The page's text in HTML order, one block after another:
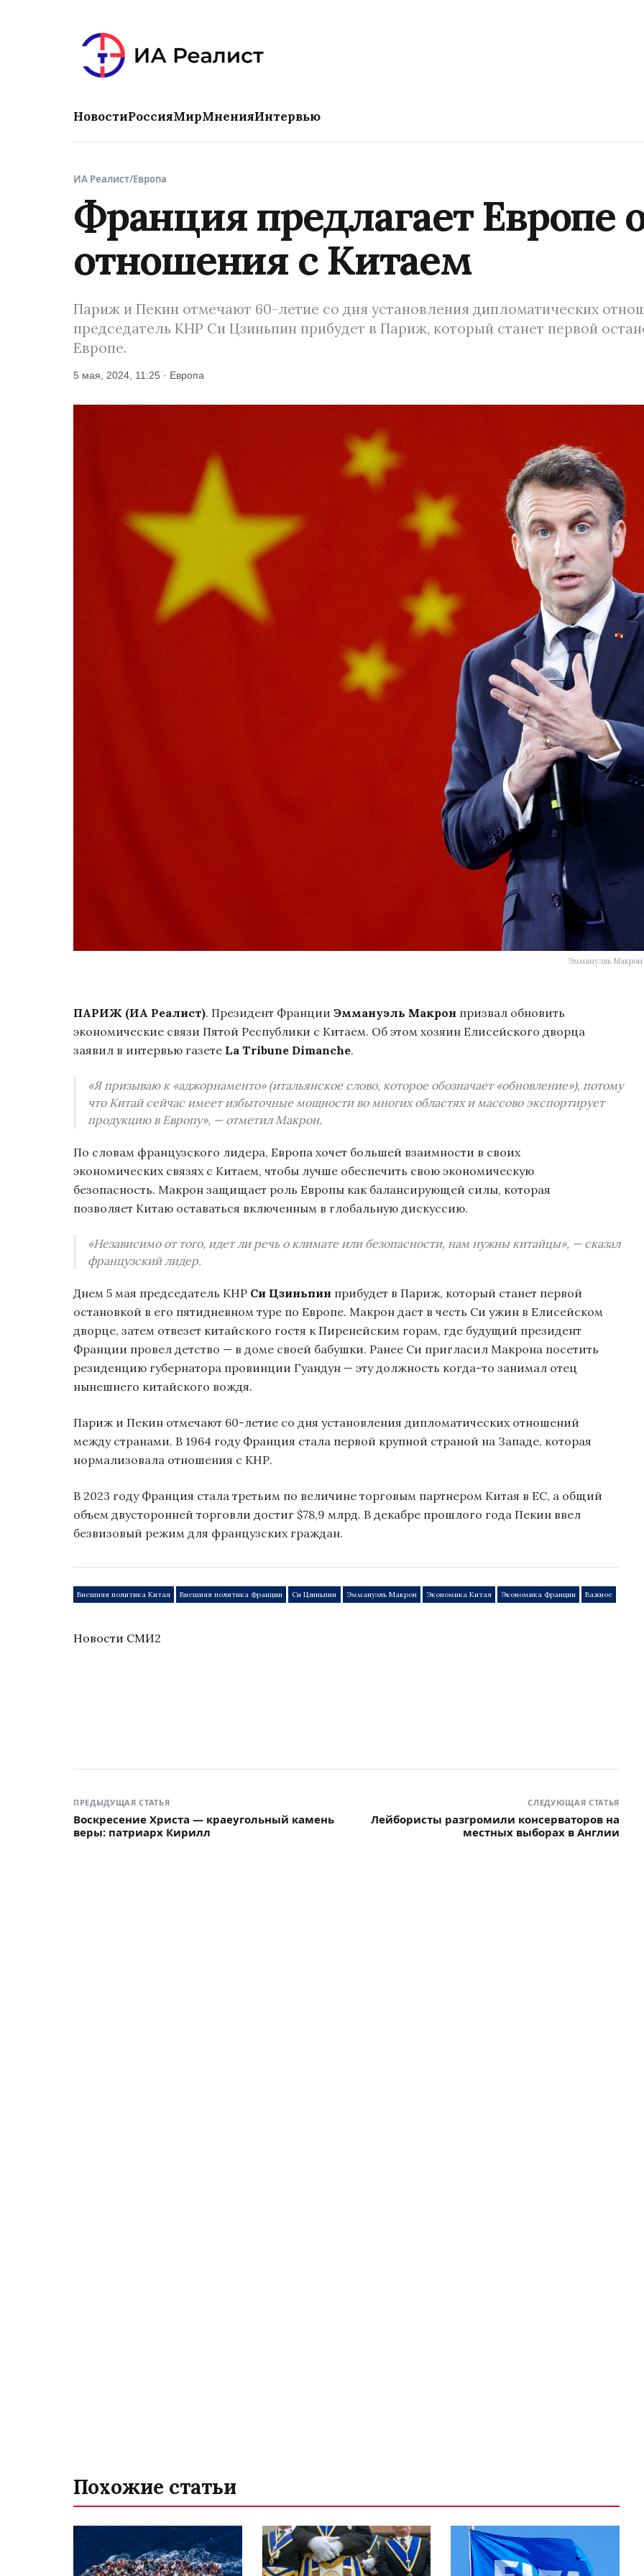
НовостиРоссияМирМненияИнтервью
ИА Реалист/Европа
Франция предлагает Европе
отношения с Китаем
Париж и Пекин отмечают 60-летие со дня установления дипломатических
председатель КНР Си Цзиньпин прибудет в Париж, который станет первой
Европе.
5 мая, 2024, 11:25 · Европа
Эммануэль
ПАРИЖ (ИА Реалист). Президент Франции Эммануэль Макрон призвал обновить
экономические связи Пятой Республики с Китаем. Об этом хозяин Елисейского дворца
заявил в интервью газете La Tribune Dimanche.
«Я призываю к «аджорнаменто» (итальянское слово, которое обозначает «обновление»), потому
что Китай сейчас имеет избыточные мощности во многих областях и массово экспортирует
продукцию в Европу», — отметил Макрон.
По словам французского лидера, Европа хочет большей взаимности в своих
экономических связях с Китаем, чтобы лучше обеспечить свою экономическую
безопасность. Макрон защищает роль Европы как балансирующей силы, которая
позволяет Китаю оставаться включенным в глобальную дискуссию.
«Независимо от того, идет ли речь о климате или безопасности, нам нужны китайцы», — сказал
французский лидер.
Днем 5 мая председатель КНР Си Цзиньпин прибудет в Париж, который станет первой
остановкой в его пятидневном туре по Европе. Макрон даст в честь Си ужин в Елисейском
дворце, затем отвезет китайского гостя к Пиренейским горам, где будущий президент
Франции провел детство — в доме своей бабушки. Ранее Си пригласил Макрона посетить
резиденцию губернатора провинции Гуандун — эту должность когда-то занимал отец
нынешнего китайского вождя.
Париж и Пекин отмечают 60-летие со дня установления дипломатических отношений
между странами. В 1964 году Франция стала первой крупной страной на Западе, которая
нормализовала отношения с КНР.
В 2023 году Франция стала третьим по величине торговым партнером Китая в ЕС, а общий
объем двусторонней торговли достиг $78,9 млрд. В декабре прошлого года Пекин ввел
безвизовый режим для французских граждан.
Внешняя политика Китая Внешняя политика Франции Си Цзиньпин Эммануэль Макрон Экономика Китая Экономика Франции Важное
Новости СМИ2
ПРЕДЫДУЩАЯ СТАТЬЯ
Воскресение Христа — краеугольный камень
веры: патриарх Кирилл
СЛЕДУЮЩАЯ СТАТЬЯ
Лейбористы разгромили консерваторов на
местных выборах в Англии
Похожие статьи